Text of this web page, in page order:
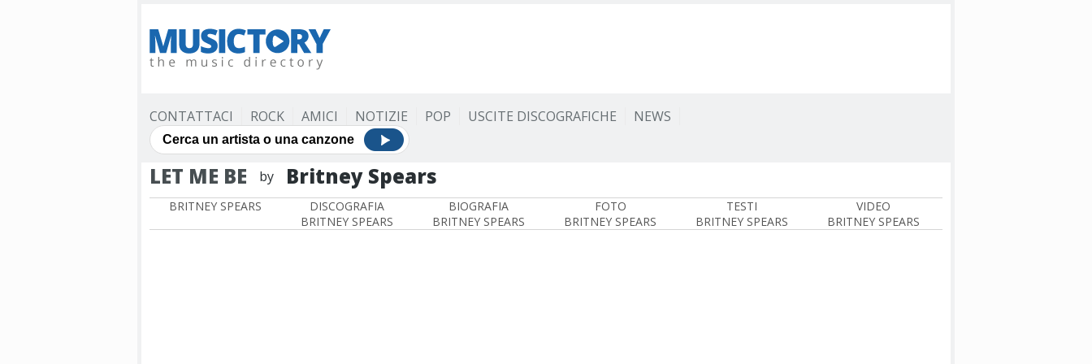
CONTATTACI ROCK AMICI NOTIZIE POP USCITE DISCOGRAFICHE NEWS
LET ME BE by Britney Spears
BRITNEY SPEARS
DISCOGRAFIA
BRITNEY SPEARS
BIOGRAFIA
BRITNEY SPEARS
FOTO
BRITNEY SPEARS
TESTI
BRITNEY SPEARS
VIDEO
BRITNEY SPEARS